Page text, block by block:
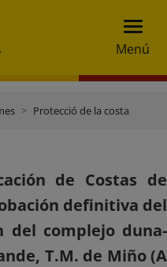
Menú
Protecció de la costa
de Costas de
definitiva del
del complejo duna-
T.M. de Miño (A